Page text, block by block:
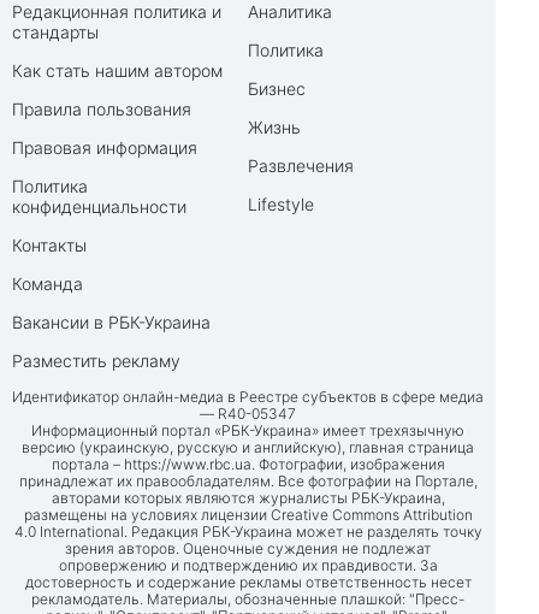
Редакционная политика и
стандарты
Как стать нашим автором
Правила пользования
Правовая информация
Политика
конфиденциальности
Контакты
Команда
Вакансии в РБК-Украина
Разместить рекламу
Аналитика
Политика
Бизнес
Жизнь
Развлечения
Lifestyle
Идентификатор онлайн-медиа в Реестре субъектов в сфере медиа
— R40-05347
Информационный портал «РБК-Украина» имеет трехязычную
версию (украинскую, русскую и английскую), главная страница
портала – https://www.rbc.ua. Фотографии, изображения
принадлежат их правообладателям. Все фотографии на Портале,
авторами которых являются журналисты РБК-Украина,
размещены на условиях лицензии Creative Commons Attribution
4.0 International. Редакция РБК-Украина может не разделять точку
зрения авторов. Оценочные суждения не подлежат
опровержению и подтверждению их правдивости. За
достоверность и содержание рекламы ответственность несет
рекламодатель. Материалы, обозначенные плашкой: "Пресс-